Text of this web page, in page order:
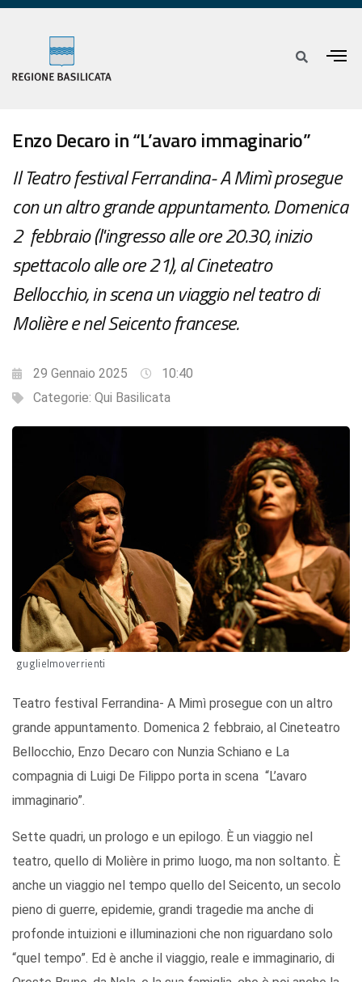
Enzo Decaro in “L’avaro immaginario”
Il Teatro festival Ferrandina- A Mimì prosegue
con un altro grande appuntamento. Domenica
2 febbraio (l'ingresso alle ore 20.30, inizio
spettacolo alle ore 21), al Cineteatro
Bellocchio, in scena un viaggio nel teatro di
Molière e nel Seicento francese.
29 Gennaio 2025
10:40
Categorie: Qui Basilicata
guglielmoverrienti
Teatro festival Ferrandina- A Mimì prosegue con un altro
grande appuntamento. Domenica 2 febbraio, al Cineteatro
Bellocchio, Enzo Decaro con Nunzia Schiano e La
compagnia di Luigi De Filippo porta in scena “L’avaro
immaginario”.
Sette quadri, un prologo e un epilogo. È un viaggio nel
teatro, quello di Molière in primo luogo, ma non soltanto. È
anche un viaggio nel tempo quello del Seicento, un secolo
pieno di guerre, epidemie, grandi tragedie ma anche di
profonde intuizioni e illuminazioni che non riguardano solo
“quel tempo”. Ed è anche il viaggio, reale e immaginario, di